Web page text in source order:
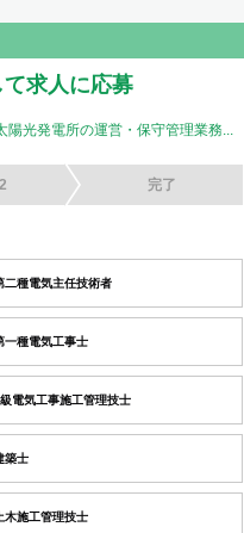
求人に応募
光発電所の運営・保守管理業務...
完了
二種電気主任技術者
一種電気工事士
電気工事施工管理技士
築士
木施工管理技士